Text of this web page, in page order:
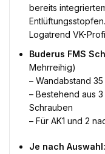
bereits
Logatrend VK-
Buderus FMS
Mehrreihig)
– Wandabstand 35
– Bestehend aus
Schrauben
– Für AK1 und 2
Je nach Auswahl: